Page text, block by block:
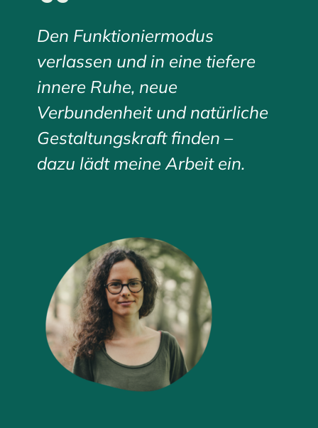
Den Funktioniermodus
verlassen und in eine tiefere
innere Ruhe, neue
Verbundenheit und natürliche
Gestaltungskraft finden –
dazu lädt meine Arbeit ein.